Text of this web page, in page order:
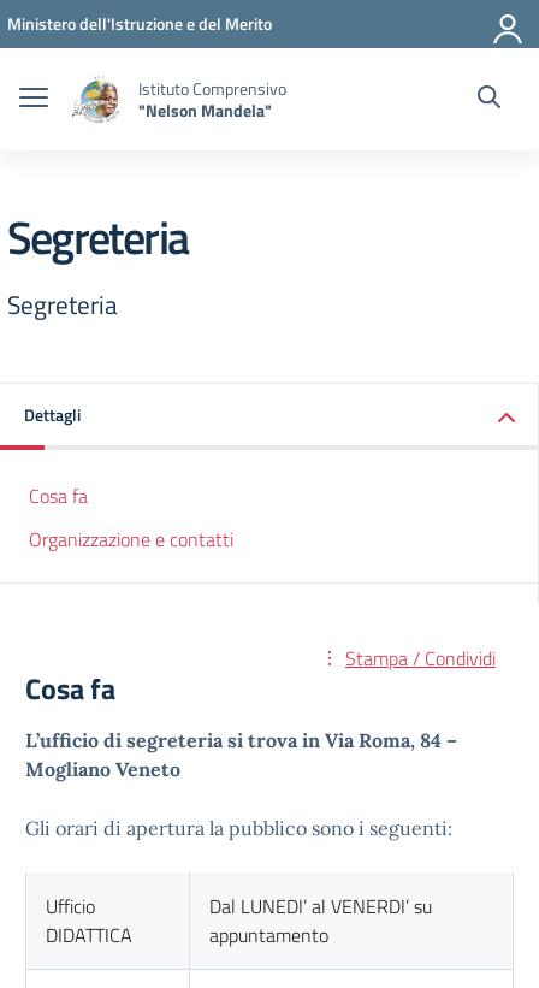
Vai ai contenuti
Vai al menu di navigazione
Vai al footer
Ministero dell'Istruzione e del Merito
Istituto Comprensivo
"Nelson Mandela"
Segreteria
Segreteria
Dettagli
Cosa fa
Organizzazione e contatti
Stampa / Condividi
Cosa fa
L’ufficio di segreteria si trova in Via Roma, 84 –
Mogliano Veneto
Gli orari di apertura la pubblico sono i seguenti:
Ufficio
DIDATTICA
Dal LUNEDI’ al VENERDI’ su
appuntamento